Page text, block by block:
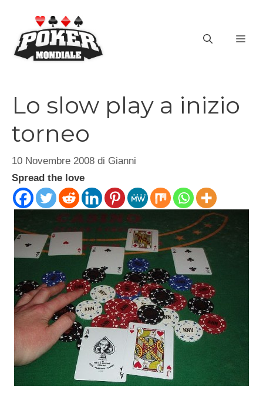
contenuto
Lo slow play a inizio
torneo
10 Novembre 2008 di Gianni
Spread the love